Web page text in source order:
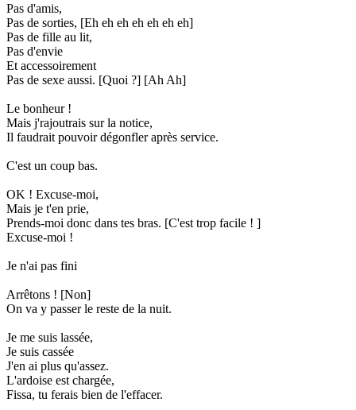
Pas d'amis,
Pas de sorties, [Eh eh eh eh eh eh eh]
Pas de fille au lit,
Pas d'envie
Et accessoirement
Pas de sexe aussi. [Quoi ?] [Ah Ah]
Le bonheur !
Mais j'rajoutrais sur la notice,
Il faudrait pouvoir dégonfler après service.
C'est un coup bas.
OK ! Excuse-moi,
Mais je t'en prie,
Prends-moi donc dans tes bras. [C'est trop facile ! ]
Excuse-moi !
Je n'ai pas fini
Arrêtons ! [Non]
On va y passer le reste de la nuit.
Je me suis lassée,
Je suis cassée
J'en ai plus qu'assez.
L'ardoise est chargée,
Fissa, tu ferais bien de l'effacer.